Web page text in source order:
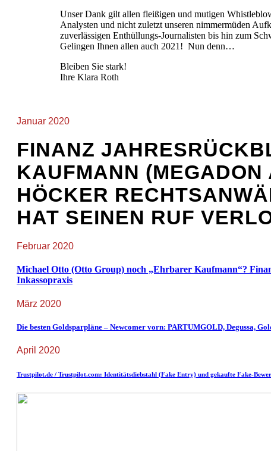
Unser Dank gilt allen fleißigen und mutigen
Analysten und nicht zuletzt unseren nimmermüden
zuverlässigen Enthüllungs-Journalisten bis hin zum
Gelingen Ihnen allen auch 2021! Nun denn…
Bleiben Sie stark!
Ihre Klara Roth
Januar 2020
FINANZ
KAUFMANN (MEGADON
HÖCKER
HAT SEINEN RUF
Februar 2020
Michael Otto (Otto Group) noch „Ehrbarer Kaufmann“?
Inkassopraxis
März 2020
Die besten Goldsparpläne – Newcomer vorn: PARTUMGOLD, Degussa,
April 2020
Trustpilot.de / Trustpilot.com: Identitätsdiebstahl (Fake Entry) und gekaufte Fake-